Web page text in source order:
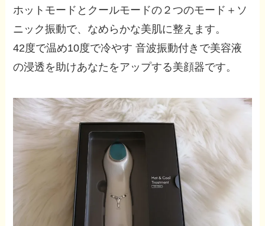
ホットモードとクールモードの２つのモード＋ソ
ニック振動で、なめらかな美肌に整えます。
42度で温め10度で冷やす 音波振動付きで美容液
の浸透を助けあなたをアップする美顔器です。